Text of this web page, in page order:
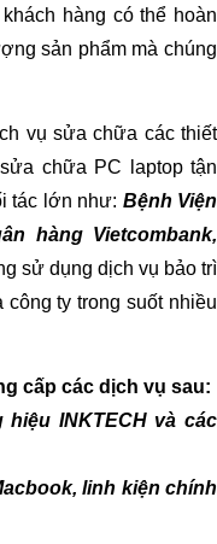
hàng có thể hoàn
sản phẩm mà chúng
vụ sửa chữa các thiết
chữa PC laptop tận
tác lớn như: Bệnh Viện
hàng Vietcombank,
sử dụng dịch vụ bảo trì
ty trong suốt nhiều
cấp các dịch vụ sau:
INKTECH và các
linh kiện chính